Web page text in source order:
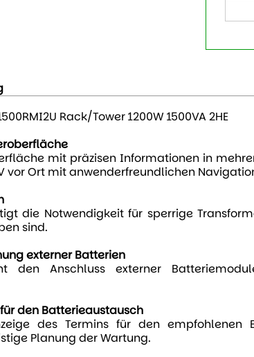
Rack/Tower 1200W 1500VA 2HE
mit präzisen Informationen in
vor Ort mit anwenderfreundlichen
die Notwendigkeit für sperrige
sind.
externer Batterien
den Anschluss externer
den Batterieaustausch
des Termins für den empfohlenen
Planung der Wartung.